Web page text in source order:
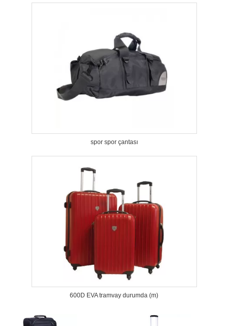
spor spor çantası
600D EVA tramvay durumda (m)